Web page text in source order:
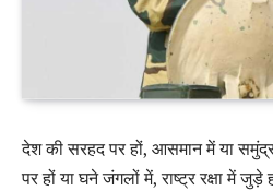
देश की सरहद पर हों, आसमान में या समुंद्र
पर हों या घने जंगलों में, राष्‍ट्र रक्षा में जुड़े